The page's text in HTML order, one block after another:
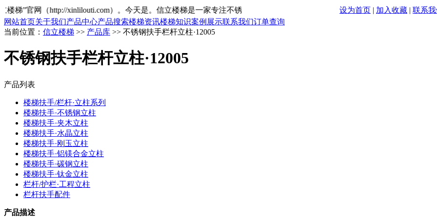
梯”官网（http://xinlilouti.com）。今天是。信立楼梯是一家专注不锈钢楼梯扶手、楼梯立柱、不锈钢栏杆立柱、护栏立柱的专
设为首页 | 加入收藏 | 联系
网站首页关于我们产品中心产品搜索楼梯资讯楼梯知识案例展示联系我们订单查询
当前位置： 信立楼梯 >> 产品库 >> 不锈钢扶手栏杆立柱·12005
不锈钢扶手栏杆立柱·12005
产品列表
楼梯扶手/栏杆·立柱系列
楼梯扶手·不锈钢立柱
楼梯扶手·夹木立柱
楼梯扶手·水晶立柱
楼梯扶手·刚玉立柱
楼梯扶手·铝镁合金立柱
楼梯扶手·碳钢立柱
楼梯扶手·钛金立柱
栏杆/护栏·工程立柱
栏杆扶手配件
产品描述